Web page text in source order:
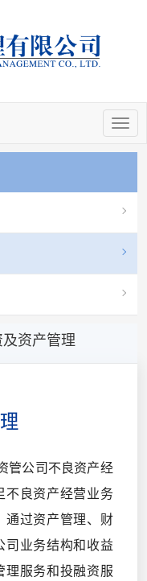
资产管理
公司不良资产经
不良资产经营业务
通过资产管理、财
司业务结构和收益
理服务和投融资服